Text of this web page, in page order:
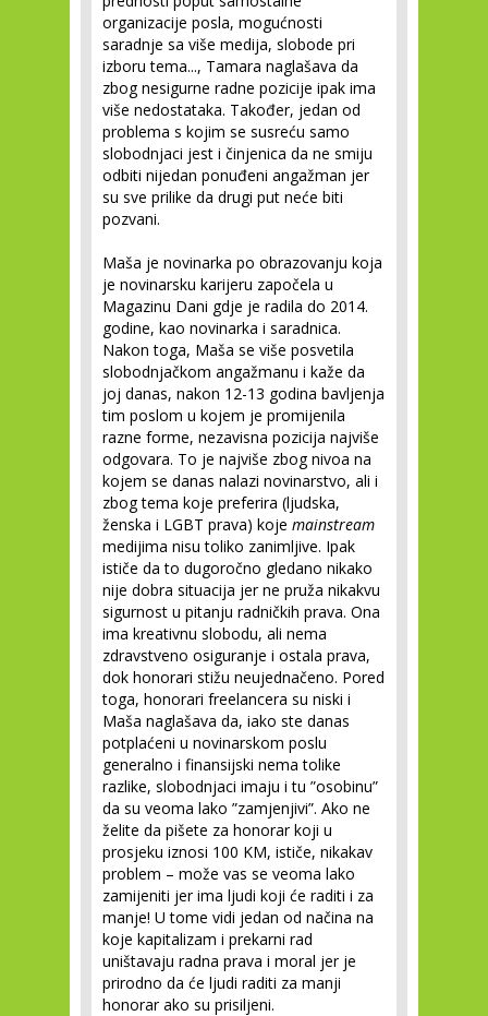
organizacije posla, mogućnosti
saradnje sa više medija, slobode pri
izboru tema..., Tamara naglašava da
zbog nesigurne radne pozicije ipak ima
više nedostataka. Također, jedan od
problema s kojim se susreću samo
slobodnjaci jest i činjenica da ne smiju
odbiti nijedan ponuđeni angažman jer
su sve prilike da drugi put neće biti
pozvani.
Maša je novinarka po obrazovanju koja
je novinarsku karijeru započela u
Magazinu Dani gdje je radila do 2014.
godine, kao novinarka i saradnica.
Nakon toga, Maša se više posvetila
slobodnjačkom angažmanu i kaže da
joj danas, nakon 12-13 godina bavljenja
tim poslom u kojem je promijenila
razne forme, nezavisna pozicija najviše
odgovara. To je najviše zbog nivoa na
kojem se danas nalazi novinarstvo, ali i
zbog tema koje preferira (ljudska,
ženska i LGBT prava) koje mainstream
medijima nisu toliko zanimljive. Ipak
ističe da to dugoročno gledano nikako
nije dobra situacija jer ne pruža nikakvu
sigurnost u pitanju radničkih prava. Ona
ima kreativnu slobodu, ali nema
zdravstveno osiguranje i ostala prava,
dok honorari stižu neujednačeno. Pored
toga, honorari freelancera su niski i
Maša naglašava da, iako ste danas
potplaćeni u novinarskom poslu
generalno i finansijski nema tolike
razlike, slobodnjaci imaju i tu ”osobinu”
da su veoma lako ”zamjenjivi”. Ako ne
želite da pišete za honorar koji u
prosjeku iznosi 100 KM, ističe, nikakav
problem – može vas se veoma lako
zamijeniti jer ima ljudi koji će raditi i za
manje! U tome vidi jedan od načina na
koje kapitalizam i prekarni rad
uništavaju radna prava i moral jer je
prirodno da će ljudi raditi za manji
honorar ako su prisiljeni.